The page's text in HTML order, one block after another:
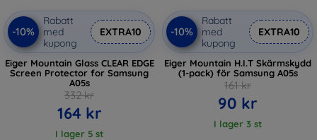
-10%
Rabatt
med
kupong
EXTRA10
Eiger Mountain Glass CLEAR EDGE
Screen Protector for Samsung
A05s
332 kr
164 kr
I lager 5 st
-10%
Rabatt
med
kupong
EXTRA10
Eiger Mountain H.I.T Skärmskydd
(1-pack) för Samsung A05s
161 kr
90 kr
I lager 3 st